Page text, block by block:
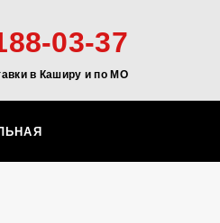
03-37
в Каширу и по МО